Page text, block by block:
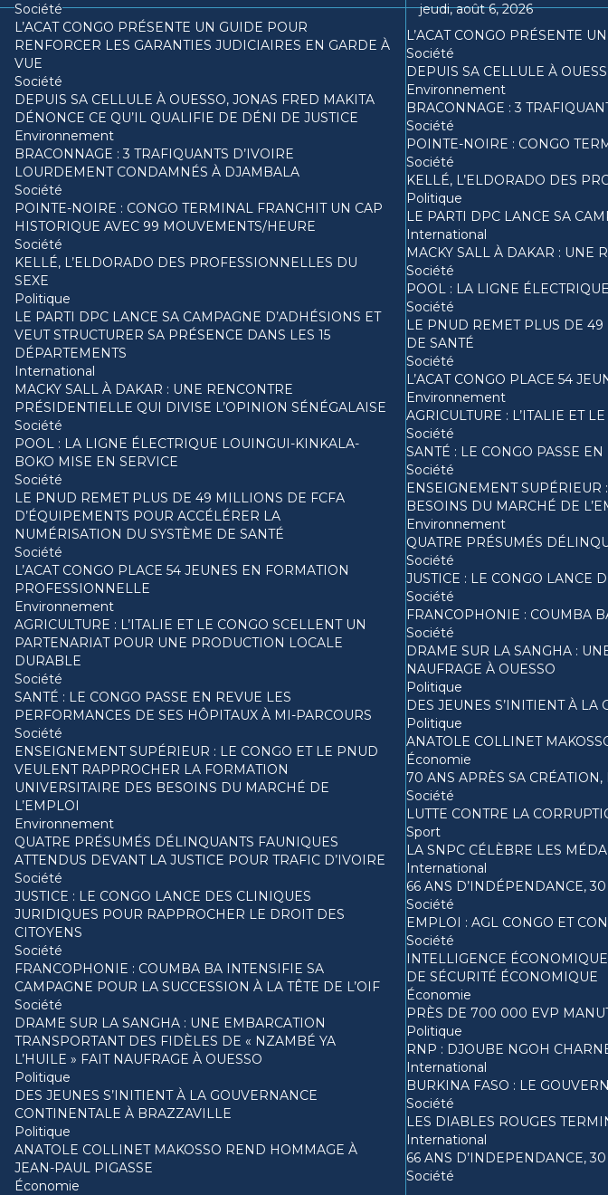
Société
L’ACAT CONGO PRÉSENTE UN GUIDE POUR
RENFORCER LES GARANTIES JUDICIAIRES EN GARDE À
VUE
Société
DEPUIS SA CELLULE À OUESSO, JONAS FRED MAKITA
DÉNONCE CE QU’IL QUALIFIE DE DÉNI DE JUSTICE
Environnement
BRACONNAGE : 3 TRAFIQUANTS D’IVOIRE
LOURDEMENT CONDAMNÉS À DJAMBALA
Société
POINTE-NOIRE : CONGO TERMINAL FRANCHIT UN CAP
HISTORIQUE AVEC 99 MOUVEMENTS/HEURE
Société
KELLÉ, L’ELDORADO DES PROFESSIONNELLES DU
SEXE
Politique
LE PARTI DPC LANCE SA CAMPAGNE D’ADHÉSIONS ET
VEUT STRUCTURER SA PRÉSENCE DANS LES 15
DÉPARTEMENTS
International
MACKY SALL À DAKAR : UNE RENCONTRE
PRÉSIDENTIELLE QUI DIVISE L’OPINION SÉNÉGALAISE
Société
POOL : LA LIGNE ÉLECTRIQUE LOUINGUI-KINKALA-
BOKO MISE EN SERVICE
Société
LE PNUD REMET PLUS DE 49 MILLIONS DE FCFA
D’ÉQUIPEMENTS POUR ACCÉLÉRER LA
NUMÉRISATION DU SYSTÈME DE SANTÉ
Société
L’ACAT CONGO PLACE 54 JEUNES EN FORMATION
PROFESSIONNELLE
Environnement
AGRICULTURE : L’ITALIE ET LE CONGO SCELLENT UN
PARTENARIAT POUR UNE PRODUCTION LOCALE
DURABLE
Société
SANTÉ : LE CONGO PASSE EN REVUE LES
PERFORMANCES DE SES HÔPITAUX À MI-PARCOURS
Société
ENSEIGNEMENT SUPÉRIEUR : LE CONGO ET LE PNUD
VEULENT RAPPROCHER LA FORMATION
UNIVERSITAIRE DES BESOINS DU MARCHÉ DE
L’EMPLOI
Environnement
QUATRE PRÉSUMÉS DÉLINQUANTS FAUNIQUES
ATTENDUS DEVANT LA JUSTICE POUR TRAFIC D’IVOIRE
Société
JUSTICE : LE CONGO LANCE DES CLINIQUES
JURIDIQUES POUR RAPPROCHER LE DROIT DES
CITOYENS
Société
FRANCOPHONIE : COUMBA BA INTENSIFIE SA
CAMPAGNE POUR LA SUCCESSION À LA TÊTE DE L’OIF
Société
DRAME SUR LA SANGHA : UNE EMBARCATION
TRANSPORTANT DES FIDÈLES DE « NZAMBÉ YA
L’HUILE » FAIT NAUFRAGE À OUESSO
Politique
DES JEUNES S’INITIENT À LA GOUVERNANCE
CONTINENTALE À BRAZZAVILLE
Politique
ANATOLE COLLINET MAKOSSO REND HOMMAGE À
JEAN-PAUL PIGASSE
Économie
jeudi, août 6, 2026
L’ACAT CONGO PRÉSENTE
Société
DEPUIS SA CELLULE À
Environnement
BRACONNAGE : 3
Société
POINTE-NOIRE : CONGO
Société
KELLÉ, L’ELDORADO DES
Politique
LE PARTI DPC LANCE SA
International
MACKY SALL À DAKAR : UNE
Société
POOL : LA LIGNE
Société
LE PNUD REMET PLUS DE
DE SANTÉ
Société
L’ACAT CONGO PLACE 54
Environnement
AGRICULTURE : L’ITALIE ET
Société
SANTÉ : LE CONGO PASSE
Société
ENSEIGNEMENT
BESOINS DU MARCHÉ DE
Environnement
QUATRE PRÉSUMÉS
Société
JUSTICE : LE CONGO LANCE
Société
FRANCOPHONIE : COUMBA
Société
DRAME SUR LA SANGHA :
NAUFRAGE À OUESSO
Politique
DES JEUNES S’INITIENT À
Politique
ANATOLE COLLINET
Économie
70 ANS APRÈS SA
Société
LUTTE CONTRE LA
Sport
LA SNPC CÉLÈBRE LES
International
66 ANS D’INDÉPENDANCE,
Société
EMPLOI : AGL CONGO ET
Société
INTELLIGENCE
DE SÉCURITÉ ÉCONOMIQUE
Économie
PRÈS DE 700 000 EVP
Politique
RNP : DJOUBE NGOH
International
BURKINA FASO : LE
Société
LES DIABLES ROUGES
International
66 ANS D’INDEPENDANCE,
Société